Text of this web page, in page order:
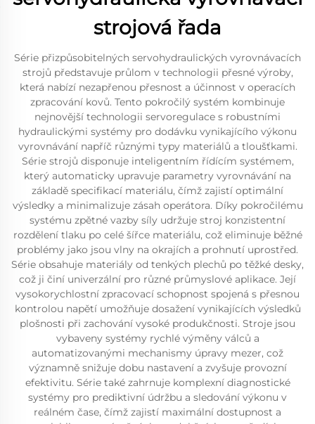
strojová řada
Série přizpůsobitelných servohydraulických vyrovnávacích
strojů představuje průlom v technologii přesné výroby,
která nabízí nezapřenou přesnost a účinnost v operacích
zpracování kovů. Tento pokročilý systém kombinuje
nejnovější technologii servoregulace s robustními
hydraulickými systémy pro dodávku vynikajícího výkonu
vyrovnávání napříč různými typy materiálů a tloušťkami.
Série strojů disponuje inteligentním řídícím systémem,
který automaticky upravuje parametry vyrovnávání na
základě specifikací materiálu, čímž zajistí optimální
výsledky a minimalizuje zásah operátora. Díky pokročilému
systému zpětné vazby síly udržuje stroj konzistentní
rozdělení tlaku po celé šířce materiálu, což eliminuje běžné
problémy jako jsou vlny na okrajích a prohnutí uprostřed.
Série obsahuje materiály od tenkých plechů po těžké desky,
což ji činí univerzální pro různé průmyslové aplikace. Její
vysokorychlostní zpracovací schopnost spojená s přesnou
kontrolou napětí umožňuje dosažení vynikajících výsledků
plošnosti při zachování vysoké produkčnosti. Stroje jsou
vybaveny systémy rychlé výměny válců a
automatizovanými mechanismy úpravy mezer, což
významně snižuje dobu nastavení a zvyšuje provozní
efektivitu. Série také zahrnuje komplexní diagnostické
systémy pro prediktivní údržbu a sledování výkonu v
reálném čase, čímž zajistí maximální dostupnost a